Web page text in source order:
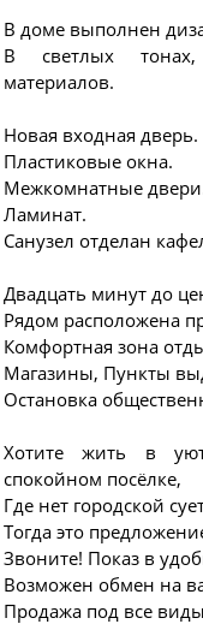
В доме выполнен
В светлых
материалов.
Новая входная дверь.
Пластиковые окна.
Межкомнатные
Ламинат.
Санузел отделан
Двадцать минут до
Рядом расположена
Комфортная зона
Магазины, Пункты
Остановка
Хотите жить в
спокойном посёлке,
Где нет городской
Тогда это
Звоните! Показ в
Возможен обмен на
Продажа под все